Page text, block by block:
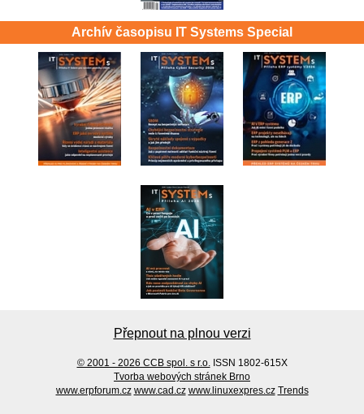
Archív časopisu IT Systems Special
Přepnout na plnou verzi
© 2001 - 2026 CCB spol. s r.o. ISSN 1802-615X
Tvorba webových stránek Brno
www.erpforum.cz www.cad.cz www.linuxexpres.cz Trends